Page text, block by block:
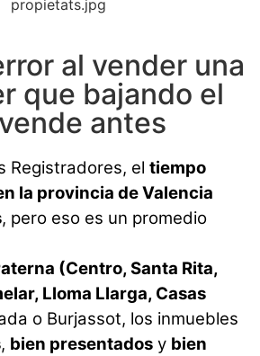
al vender una
que bajando el
antes
Registradores, el tiempo
la provincia de Valencia
, pero eso es un promedio
(Centro, Santa Rita,
Lloma Llarga, Casas
o Burjassot, los inmuebles
, bien presentados y bien